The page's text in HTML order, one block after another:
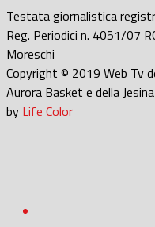
Testata giornalistica
Reg. Periodici n. 4051/07
Moreschi
Copyright © 2019 Web Tv
Aurora Basket e della
by Life Color